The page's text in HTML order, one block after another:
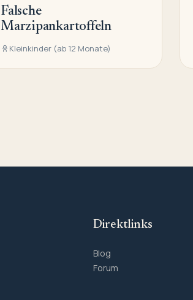
Falsche
Marzipankartoffeln
Kleinkinder (ab 12 Monate)
Direktlinks
Blog
Forum